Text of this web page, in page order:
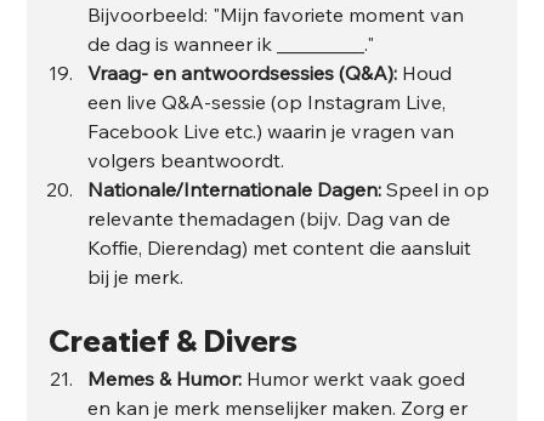
Bijvoorbeeld: "Mijn favoriete moment van
de dag is wanneer ik _________."
Vraag- en antwoordsessies (Q&A): Houd
een live Q&A-sessie (op Instagram Live,
Facebook Live etc.) waarin je vragen van
volgers beantwoordt.
Nationale/Internationale Dagen: Speel in op
relevante themadagen (bijv. Dag van de
Koffie, Dierendag) met content die aansluit
bij je merk.
Creatief & Divers
Memes & Humor: Humor werkt vaak goed
en kan je merk menselijker maken. Zorg er